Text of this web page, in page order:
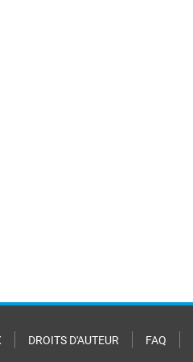
DROITS D'AUTEUR FAQ